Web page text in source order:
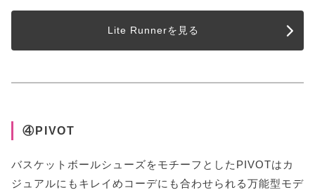
Lite Runnerを見る
④PIVOT
バスケットボールシューズをモチーフとしたPIVOTはカ
ジュアルにもキレイめコーデにも合わせられる万能型モデ